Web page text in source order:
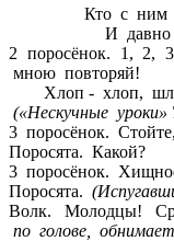
Кто с ним
И
2 поросёнок. 1, 2,
мною повторяй!
Хлоп - хлоп,
(«Нескучные
3 поросёнок.
Поросята. Какой?
3 поросёнок.
Поросята.
Волк. Молодцы!
по голове,